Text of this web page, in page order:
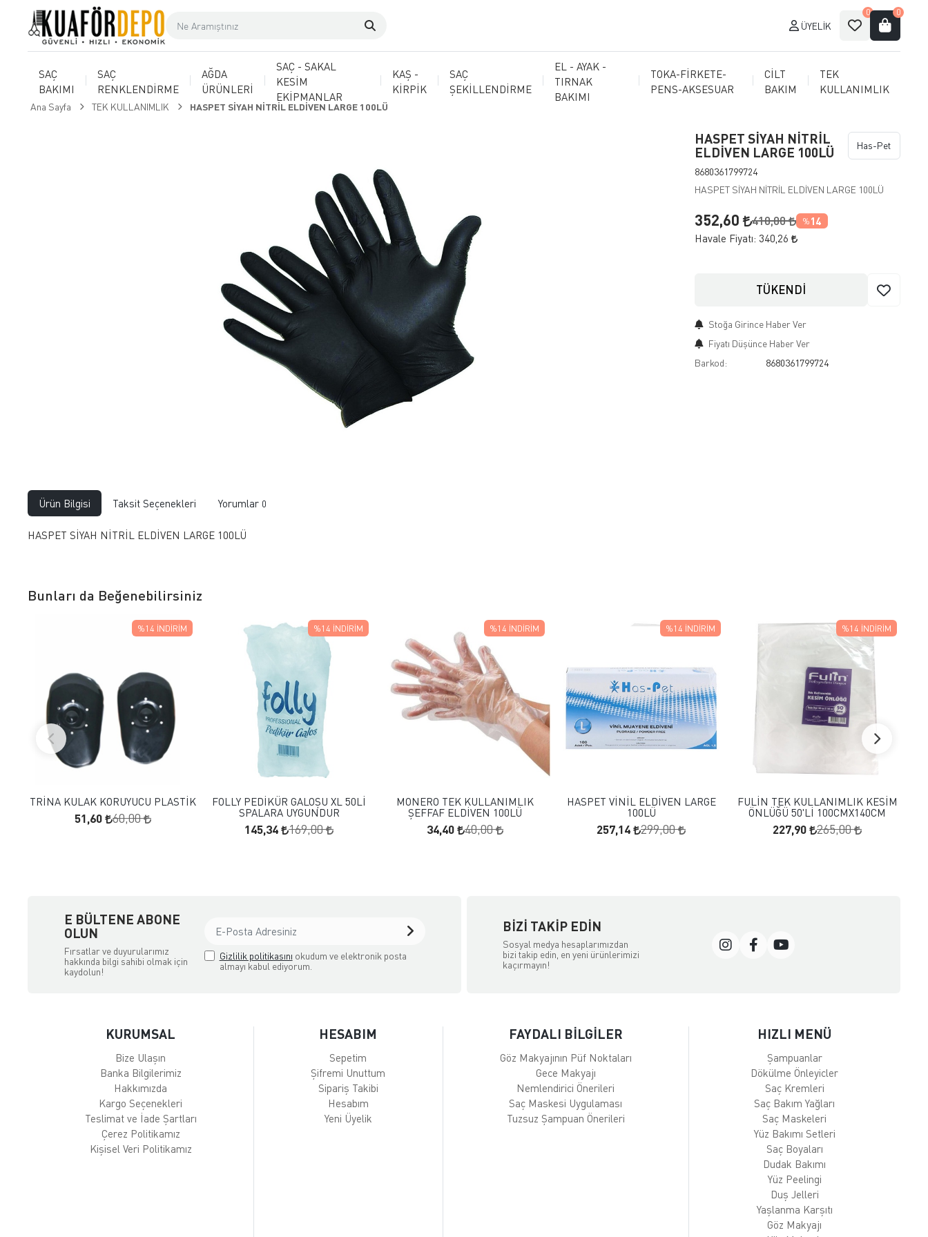
ÜYELIK
0 0
SAÇ
BAKIMI
SAÇ
RENKLENDİRME
AĞDA
ÜRÜNLERİ
SAÇ - SAKAL
KESİM
EKİPMANLAR
KAŞ -
KİRPİK
SAÇ
ŞEKİLLENDİRME
EL - AYAK -
TIRNAK
BAKIMI
TOKA-FİRKETE-
PENS-AKSESUAR
CİLT
BAKIM
TEK
KULLANIMLIK
Ana Sayfa TEK KULLANIMLIK HASPET SİYAH NİTRİL ELDİVEN LARGE 100LÜ
HASPET SİYAH NİTRİL
ELDİVEN LARGE 100LÜ
8680361799724
Has-Pet
HASPET SİYAH NİTRİL ELDİVEN LARGE 100LÜ
352,60 410,00 % 14
Havale Fiyatı: 340,26
TÜKENDİ
Stoğa Girince Haber Ver
Fiyatı Düşünce Haber Ver
Barkod:
8680361799724
Ürün Bilgisi Taksit Seçenekleri Yorumlar 0
HASPET SİYAH NİTRİL ELDİVEN LARGE 100LÜ
Bunları da Beğenebilirsiniz
FAVORILERE EKLE
SEPETE EKLE
TRİNA KULAK KORUYUCU PLASTİK
51,60 60,00
%14 İNDIRIM
FAVORILERE EKLE
FOLLY PEDİKÜR GALOŞU XL 50Lİ
SPALARA UYGUNDUR
145,34 169,00
%14 İNDIRIM
FAVORILERE EKLE
MONERO TEK KULLANIMLIK
ŞEFFAF ELDİVEN 100LÜ
34,40 40,00
%14 İNDIRIM
FAVORILERE EKLE
HASPET VİNİL ELDİVEN LARGE
100LÜ
257,14 299,00
%14 İNDIRIM
FULİN TEK KULLANIMLIK KESİM
ÖNLÜĞÜ 50'Lİ 100CMX140CM
227,90 265,00
%14 İNDIRIM
E BÜLTENE ABONE
OLUN
Fırsatlar ve duyurularımız
hakkında bilgi sahibi olmak için
kaydolun!
Gizlilik politikasını okudum ve elektronik posta
almayı kabul ediyorum.
BIZI TAKIP EDIN
Sosyal medya hesaplarımızdan
bizi takip edin, en yeni ürünlerimizi
kaçırmayın!
KURUMSAL
Bize Ulaşın
Banka Bilgilerimiz
Hakkımızda
Kargo Seçenekleri
Teslimat ve İade Şartları
Çerez Politikamız
Kişisel Veri Politikamız
HESABIM
Sepetim
Şifremi Unuttum
Sipariş Takibi
Hesabım
Yeni Üyelik
FAYDALI BİLGİLER
Göz Makyajının Püf Noktaları
Gece Makyajı
Nemlendirici Önerileri
Saç Maskesi Uygulaması
Tuzsuz Şampuan Önerileri
HIZLI MENÜ
Şampuanlar
Dökülme Önleyicler
Saç Kremleri
Saç Bakım Yağları
Saç Maskeleri
Yüz Bakımı Setleri
Saç Boyaları
Dudak Bakımı
Yüz Peelingi
Duş Jelleri
Yaşlanma Karşıtı
Göz Makyajı